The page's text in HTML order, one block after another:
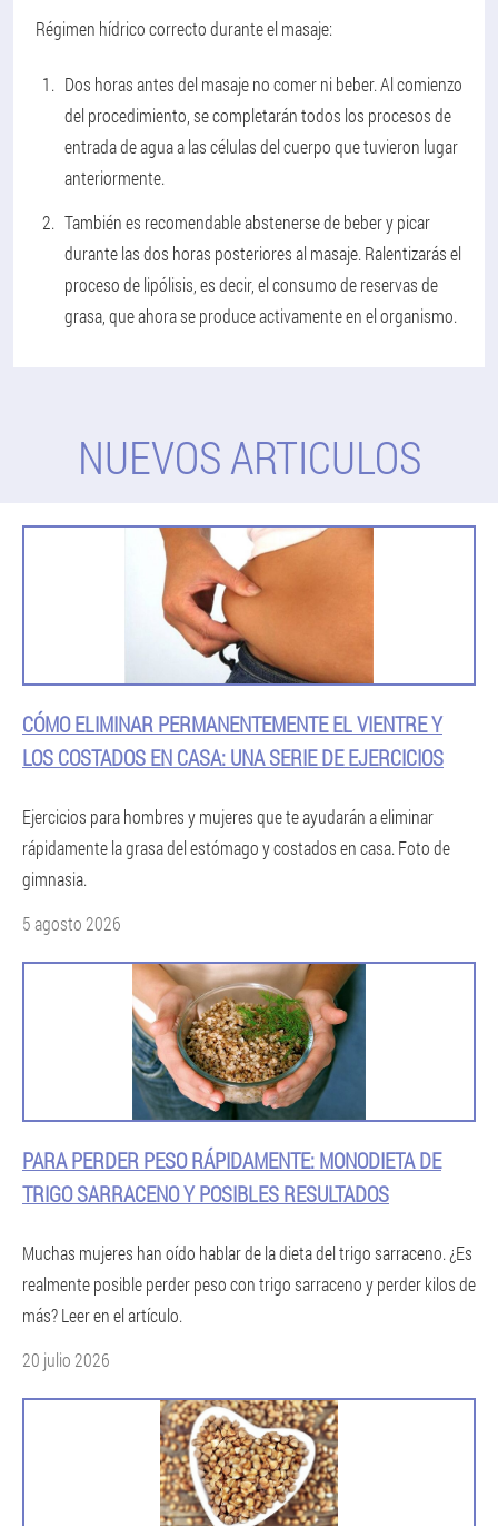
Régimen hídrico correcto durante el masaje:
Dos horas antes del masaje no comer ni beber. Al comienzo
del procedimiento, se completarán todos los procesos de
entrada de agua a las células del cuerpo que tuvieron lugar
anteriormente.
También es recomendable abstenerse de beber y picar
durante las dos horas posteriores al masaje. Ralentizarás el
proceso de lipólisis, es decir, el consumo de reservas de
grasa, que ahora se produce activamente en el organismo.
NUEVOS ARTICULOS
CÓMO ELIMINAR PERMANENTEMENTE EL VIENTRE Y
LOS COSTADOS EN CASA: UNA SERIE DE EJERCICIOS
Ejercicios para hombres y mujeres que te ayudarán a eliminar
rápidamente la grasa del estómago y costados en casa. Foto de
gimnasia.
5 agosto 2026
PARA PERDER PESO RÁPIDAMENTE: MONODIETA DE
TRIGO SARRACENO Y POSIBLES RESULTADOS
Muchas mujeres han oído hablar de la dieta del trigo sarraceno. ¿Es
realmente posible perder peso con trigo sarraceno y perder kilos de
más? Leer en el artículo.
20 julio 2026